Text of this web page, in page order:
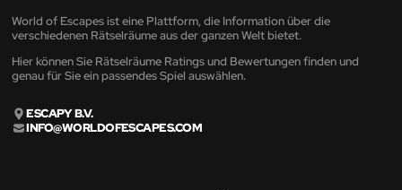
World of Escapes ist eine Plattform, die Information über die
verschiedenen Rätselräume aus der ganzen Welt bietet.
Hier können Sie Rätselräume Ratings und Bewertungen finden und
genau für Sie ein passendes Spiel auswählen.
ESCAPY B.V.
INFO@WORLDOFESCAPES.COM